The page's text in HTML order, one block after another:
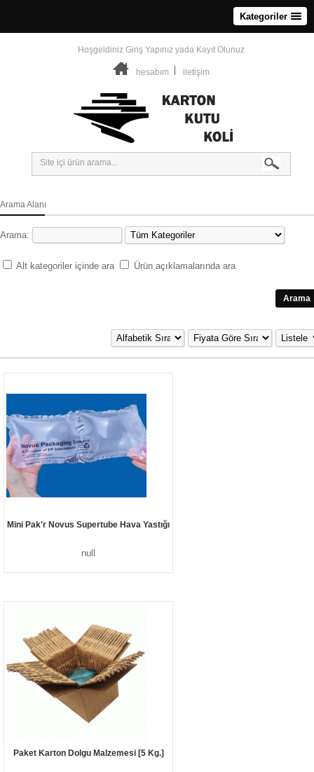
Kategoriler
Hoşgeldiniz Giriş Yapınız yada Kayıt Olunuz
hesabım iletişim
Arama Alanı
Arama:
Alt kategoriler içinde ara Ürün açıklamalarında ara
Arama
Mini Pak'r Novus Supertube Hava Yastığı
null
Paket Karton Dolgu Malzemesi [5 Kg.]